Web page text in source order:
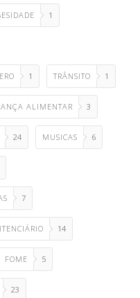
1
1 TRÂNSITO 1
ALIMENTAR 3
24 MUSICAS 6
7
14
FOME 5
23